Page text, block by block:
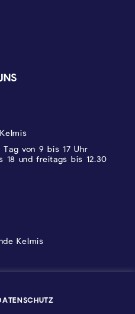
von 9 bis 17 Uhr
18 und freitags bis 12.30
UND
Kelmis